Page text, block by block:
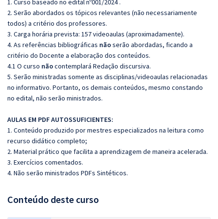
1. Curso baseado no edital nº001/2024 .
2. Serão abordados os tópicos relevantes (não necessariamente
todos) a critério dos professores.
3. Carga horária prevista: 157 videoaulas (aproximadamente).
4. As referências bibliográficas nãoserão abordadas, ficando a
critério do Docente a elaboração dos conteúdos.
4.1 O curso nãocontemplará Redação discursiva.
5. Serão ministradas somente as disciplinas/videoaulas relacionadas
no informativo. Portanto, os demais conteúdos, mesmo constando
no edital, não serão ministrados.
AULAS EM PDF AUTOSSUFICIENTES:
1. Conteúdo produzido por mestres especializados na leitura como
recurso didático completo;
2. Material prático que facilita a aprendizagem de maneira acelerada.
3. Exercícios comentados.
4. Não serão ministrados PDFs Sintéticos.
Conteúdo deste curso